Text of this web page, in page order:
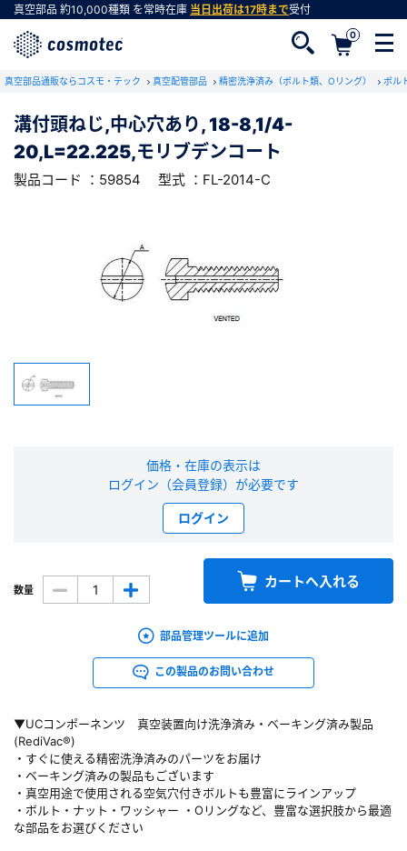
真空部品 約10,000種類 を常時在庫 当日出荷は17時まで受付
0
真空部品通販ならコスモ・テック 真空配管部品 精密洗浄済み（ボルト類、Oリング） ボル
溝付頭ねじ,中心穴あり, 18-8,1/4-
20,L=22.225,モリブデンコート
製品コード ：59854 型式 ：FL-2014-C
▼UCコンポーネンツ 真空装置向け洗浄済み・ベーキング済み製品
(RediVac®)
・すぐに使える精密洗浄済みのパーツをお届け
・ベーキング済みの製品もございます
・真空用途で使用される空気穴付きボルトも豊富にラインアップ
・ボルト・ナット・ワッシャー ・Oリングなど、豊富な選択肢から最適
な部品をお選びください
価格・在庫の表示は
ログイン（会員登録）が必要です
ログイン
数量 カートへ入れる
部品管理ツールに追加
この製品のお問い合わせ
RoHS2適合報告書のダウンロード
下記製品のRoHS2適合報告書のダウンロードをします。
溝付頭ねじ,中心穴あり, 18-8,1/4-
20,L=22.225,モリブデンコート
型式 ：FL-2014-C 製品コード ：59854
会員登録がお済みでない方
会員登録をすれば、便利な機能がご利用いただけ
※新規会員登録をお申し込み頂いてから本登録となるまで、数日間かかる場合
会員の方はこちら
※パスワードをお忘れの方は、 パスワード再発行ページ
※メールアドレスを忘れた方は、
よりお問い合わせくださ